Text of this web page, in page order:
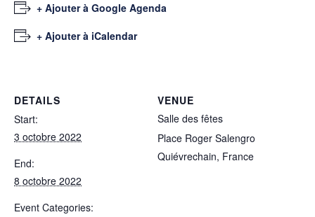
+ Ajouter à Google Agenda
+ Ajouter à iCalendar
DETAILS
Start:
3 octobre 2022
End:
8 octobre 2022
Event Categories:
VENUE
Salle des fêtes
Place Roger Salengro
Quiévrechain, France